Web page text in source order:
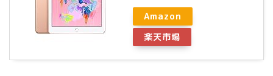
Amazon
楽天市場